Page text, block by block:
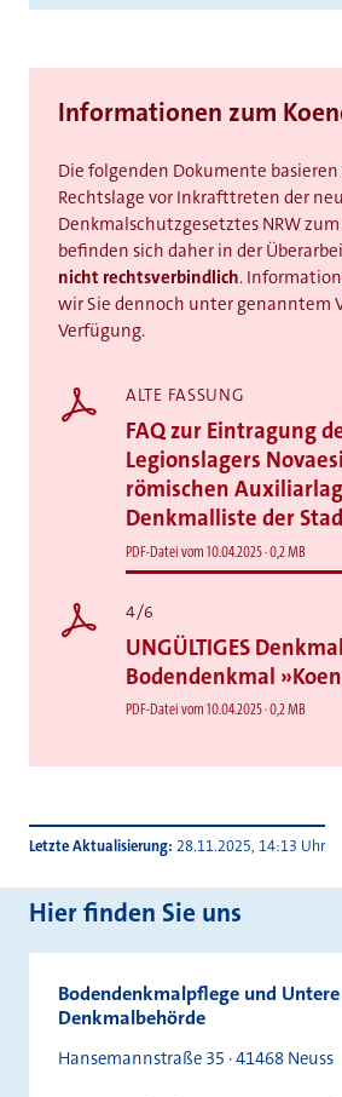
Informationen zum
Die folgenden Dokumente
Rechtslage vor Inkrafttreten der
Denkmalschutzgesetztes NRW zum
befinden sich daher in der
nicht rechtsverbindlich.
wir Sie dennoch unter genanntem
Verfügung.
ALTE FASSUNG
FAQ zur Eintragung
Legionslagers
römischen
Denkmalliste der
PDF-Datei vom 10.04.2025 · 0,2 MB
4/6
UNGÜLTIGES
Bodendenkmal
PDF-Datei vom 10.04.2025 · 0,2 MB
Letzte Aktualisierung 28.11.2025, 14:13 Uhr
Hier finden Sie uns
Bodendenkmalpflege und Untere
Denkmalbehörde
Hansemannstraße 35 · 41468 Neuss